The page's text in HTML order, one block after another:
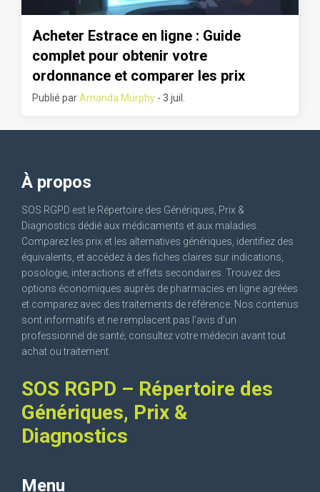
Acheter Estrace en ligne : Guide
complet pour obtenir votre
ordonnance et comparer les prix
Publié parAmanda Murphy - 3 juil.
À propos
SOS RGPD est le Répertoire des Génériques, Prix &
Diagnostics dédié aux médicaments et aux maladies.
Comparez les prix et les alternatives génériques, identifiez des
équivalents, et accédez à des fiches claires sur indications,
posologie, interactions et effets secondaires. Trouvez des
options économiques auprès de pharmacies en ligne agréées
et comparez avec des traitements de référence. Nos contenus
sont informatifs et ne remplacent pas l’avis d’un
professionnel de santé; consultez votre médecin avant tout
achat ou traitement.
SOS RGPD – Répertoire des
Génériques, Prix &
Diagnostics
Menu